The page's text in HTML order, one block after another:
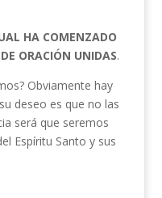
HA COMENZADO
ORACIÓN UNIDAS.
Obviamente hay
deseo es que no las
será que seremos
Espíritu Santo y sus